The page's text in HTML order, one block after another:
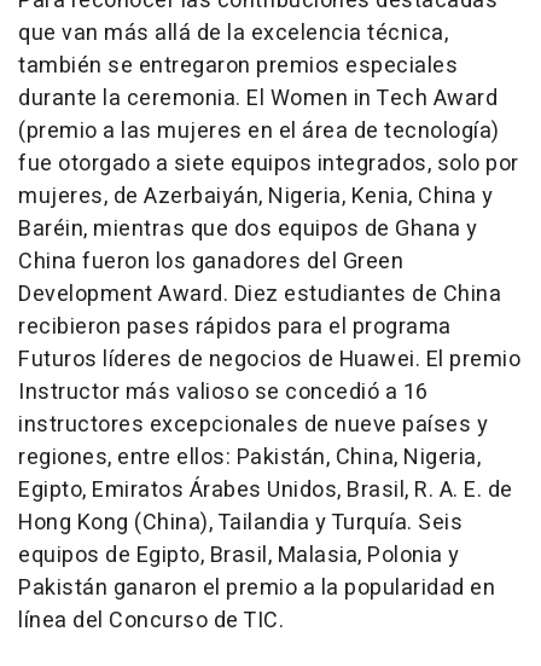
que van más allá de la excelencia técnica,
también se entregaron premios especiales
durante la ceremonia. El Women in Tech Award
(premio a las mujeres en el área de tecnología)
fue otorgado a siete equipos integrados, solo por
mujeres, de Azerbaiyán, Nigeria, Kenia, China y
Baréin, mientras que dos equipos de Ghana y
China fueron los ganadores del Green
Development Award. Diez estudiantes de China
recibieron pases rápidos para el programa
Futuros líderes de negocios de Huawei. El premio
Instructor más valioso se concedió a 16
instructores excepcionales de nueve países y
regiones, entre ellos: Pakistán, China, Nigeria,
Egipto, Emiratos Árabes Unidos, Brasil, R. A. E. de
Hong Kong (China), Tailandia y Turquía. Seis
equipos de Egipto, Brasil, Malasia, Polonia y
Pakistán ganaron el premio a la popularidad en
línea del Concurso de TIC.